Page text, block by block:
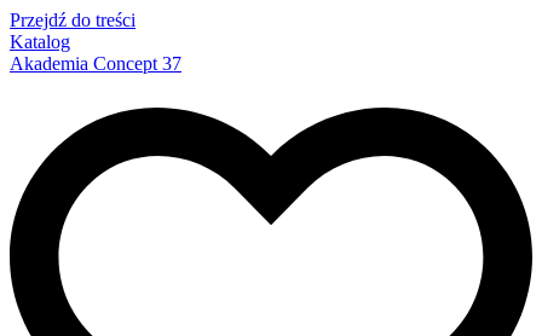
Przejdź do treści
Katalog
Akademia Concept 37